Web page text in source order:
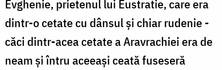
Evghenie, prietenul lui Eustratie, care era
dintr-o cetate cu dânsul şi chiar rudenie -
căci dintr-acea cetate a Aravrachiei era de
neam şi întru aceeaşi ceată fuseseră